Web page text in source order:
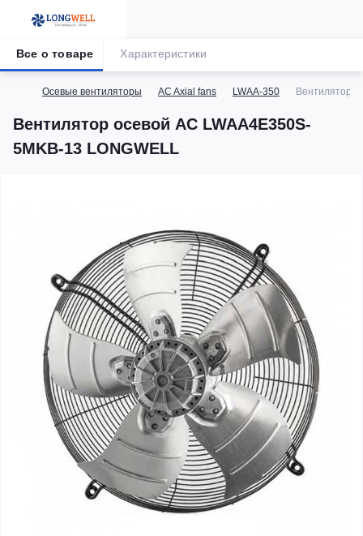
Осевые вентиляторы AC Axial fans LWAA-350 Вентилятор
Вентилятор осевой AC LWAA4E350S-
5MKB-13 LONGWELL
Все о товаре Характеристики